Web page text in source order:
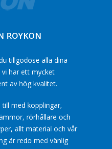
ROYKON
tillgodose alla dina
har ett mycket
av hög kvalitet.
till med kopplingar,
rörhållare och
allt material och vår
är redo med vänlig